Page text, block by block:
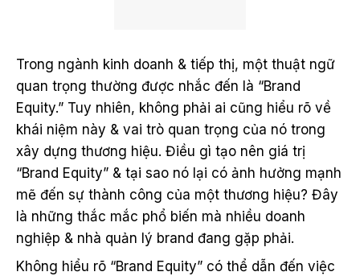
Trong ngành kinh doanh & tiếp thị, một thuật ngữ
quan trọng thường được nhắc đến là “Brand
Equity.” Tuy nhiên, không phải ai cũng hiểu rõ về
khái niệm này & vai trò quan trọng của nó trong
xây dựng thương hiệu. Điều gì tạo nên giá trị
“Brand Equity” & tại sao nó lại có ảnh hưởng mạnh
mẽ đến sự thành công của một thương hiệu? Đây
là những thắc mắc phổ biến mà nhiều doanh
nghiệp & nhà quản lý brand đang gặp phải.
Không hiểu rõ “Brand Equity” có thể dẫn đến việc